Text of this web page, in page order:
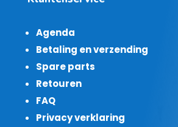
Agenda
Betaling en verzending
Spare parts
Retouren
FAQ
Privacy verklaring